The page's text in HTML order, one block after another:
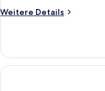
Weitere Details
Weitere
Balkon